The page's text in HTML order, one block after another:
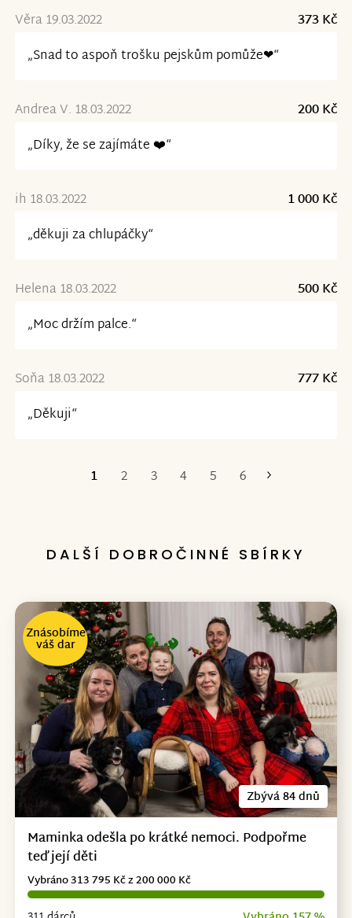
Věra 19.03.2022
373 Kč
„Snad to aspoň trošku pejskům pomůže❤“
Andrea V. 18.03.2022
200 Kč
„Díky, že se zajímáte ❤️“
ih 18.03.2022
1 000 Kč
„děkuji za chlupáčky“
Helena 18.03.2022
500 Kč
„Moc držím palce.“
Soňa 18.03.2022
777 Kč
„Děkuji“
1 2 3 4 5 6
DALŠÍ DOBROČINNÉ SBÍRKY
Zbývá 84 dnů
Znásobíme
váš dar
Maminka odešla po krátké nemoci. Podpořme
teď její děti
Vybráno 313 795 Kč z 200 000 Kč